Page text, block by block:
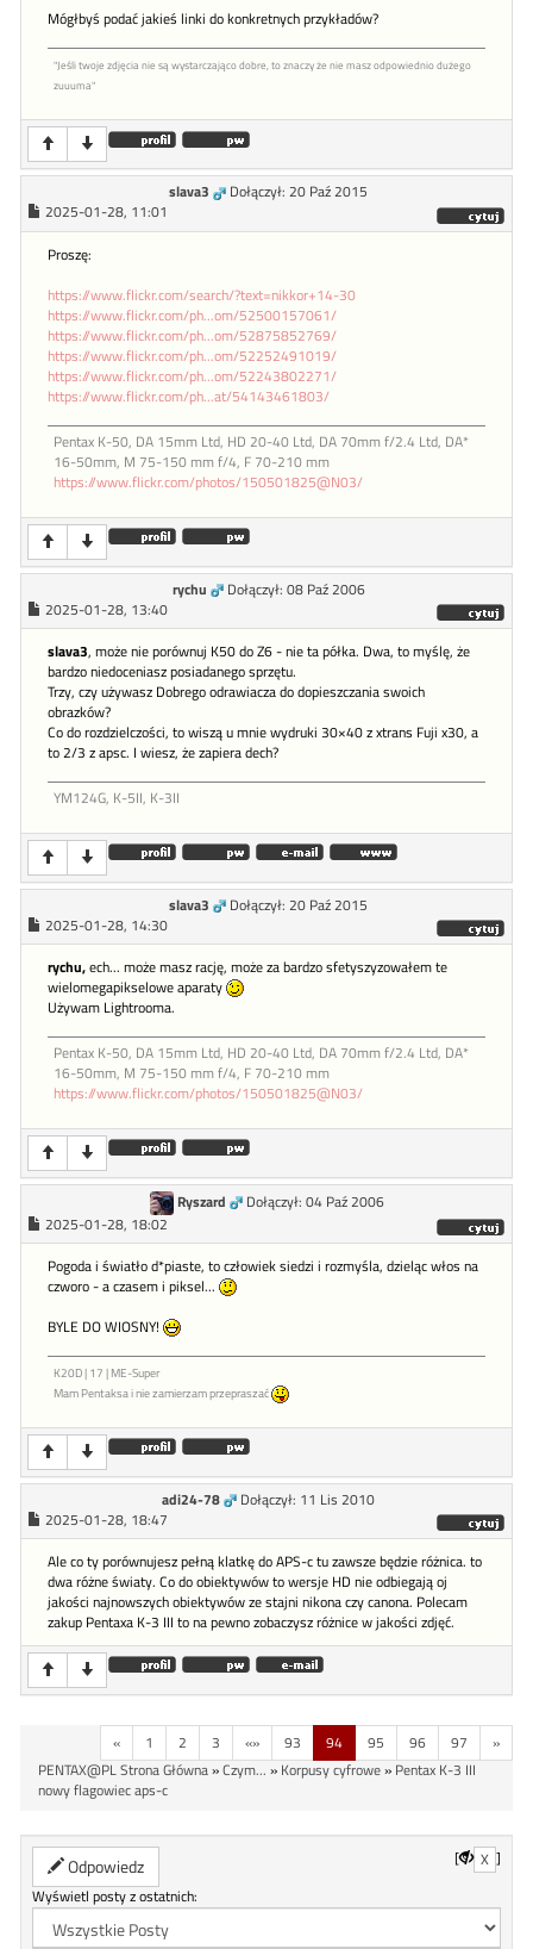
Mógłbyś podać jakieś linki do konkretnych przykładów?
"Jeśli twoje zdjęcia nie są wystarczająco dobre, to znaczy że nie masz odpowiednio dużego
zuuuma"
slava3
Dołączył: 20 Paź 2015
2025-01-28, 11:01
Proszę:
https://www.flickr.com/search/?text=nikkor+14-30
https://www.flickr.com/ph...om/52500157061/
https://www.flickr.com/ph...om/52875852769/
https://www.flickr.com/ph...om/52252491019/
https://www.flickr.com/ph...om/52243802271/
https://www.flickr.com/ph...at/54143461803/
Pentax K-50, DA 15mm Ltd, HD 20-40 Ltd, DA 70mm f/2.4 Ltd, DA*
16-50mm, M 75-150 mm f/4, F 70-210 mm
https://www.flickr.com/photos/150501825@N03/
rychu
Dołączył: 08 Paź 2006
2025-01-28, 13:40
slava3, może nie porównuj K50 do Z6 - nie ta półka. Dwa, to myślę, że
bardzo niedoceniasz posiadanego sprzętu.
Trzy, czy używasz Dobrego odrawiacza do dopieszczania swoich
obrazków?
Co do rozdzielczości, to wiszą u mnie wydruki 30×40 z xtrans Fuji x30, a
to 2/3 z apsc. I wiesz, że zapiera dech?
YM124G, K-5II, K-3II
slava3
Dołączył: 20 Paź 2015
2025-01-28, 14:30
rychu,ech... może masz rację, może za bardzo sfetyszyzowałem te
wielomegapikselowe aparaty
Używam Lightrooma.
Pentax K-50, DA 15mm Ltd, HD 20-40 Ltd, DA 70mm f/2.4 Ltd, DA*
16-50mm, M 75-150 mm f/4, F 70-210 mm
https://www.flickr.com/photos/150501825@N03/
Ryszard
Dołączył: 04 Paź 2006
2025-01-28, 18:02
Pogoda i światło d*piaste, to człowiek siedzi i rozmyśla, dzieląc włos na
czworo - a czasem i piksel...
BYLE DO WIOSNY!
K20D | 17 | ME-Super
Mam Pentaksa i nie zamierzam przepraszać
adi24-78
Dołączył: 11 Lis 2010
2025-01-28, 18:47
Ale co ty porównujesz pełną klatkę do APS-c tu zawsze będzie różnica. to
dwa różne światy. Co do obiektywów to wersje HD nie odbiegają oj
jakości najnowszych obiektywów ze stajni nikona czy canona. Polecam
zakup Pentaxa K-3 III to na pewno zobaczysz różnice w jakości zdjęć.
« 1 2 3 «» 93 94 95 96 97 »
PENTAX@PL Strona Główna»Czym... » Korpusy cyfrowe» Pentax K-3 III
nowy flagowiec aps-c
Odpowiedz [ X ]
Wyświetl posty z ostatnich: